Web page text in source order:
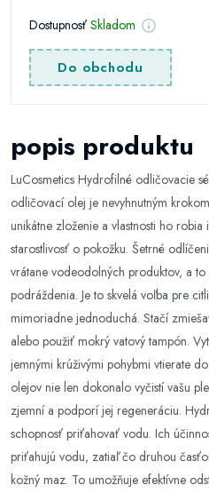
Dostupnosť Skladom
Do obchodu
popis produktu
LuCosmetics Hydrofilné odličovacie
odličovací olej je nevyhnutným
unikátne zloženie a vlastnosti ho
starostlivosť o pokožku. Šetrné
vrátane vodeodolných produktov, a
podráždenia. Je to skvelá voľba pre
mimoriadne jednoduchá. Stačí
alebo použiť mokrý vatový tampón.
jemnými krúživými pohybmi vtierate
olejov nie len dokonalo vyčistí vašu
zjemní a podporí jej regeneráciu.
schopnosť priťahovať vodu. Ich
priťahujú vodu, zatiaľ čo druhou
kožný maz. To umožňuje efektívne